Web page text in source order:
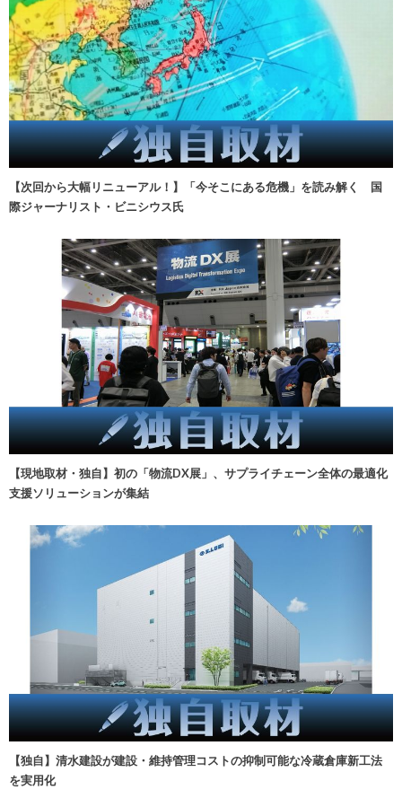
【次回から大幅リニューアル！】「今そこにある危機」を読み解く 国
際ジャーナリスト・ビニシウス氏
【現地取材・独自】初の「物流DX展」、サプライチェーン全体の最適化
支援ソリューションが集結
【独自】清水建設が建設・維持管理コストの抑制可能な冷蔵倉庫新工法
を実用化